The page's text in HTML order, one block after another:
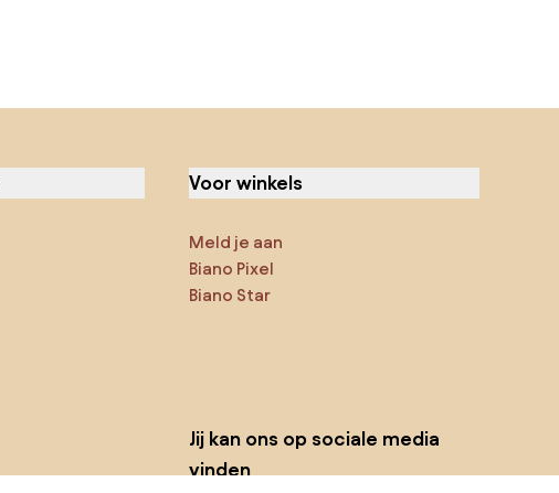
Voor winkels
Meld je aan
Biano Pixel
Biano Star
Jij kan ons op sociale media
vinden